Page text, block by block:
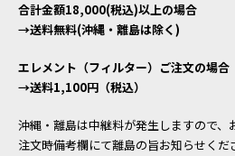
合計金額18,000(税込)以上の場合
→送料無料(沖縄・離島は除く)
エレメント（フィルター）ご注文の場合
→送料1,100円（税込）
沖縄・離島は中継料が発生しますので、
注文時備考欄にて離島の旨お知らせくだ